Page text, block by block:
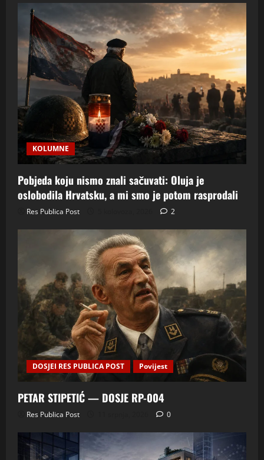
u
i
nama
KOLUMNE
Pobjeda koju nismo znali sačuvati: Oluja je
oslobodila Hrvatsku, a mi smo je potom rasprodali
Res Publica Post 2
DOSJEI RES PUBLICA POST Povijest
PETAR STIPETIĆ — DOSJE RP-004
Res Publica Post 0